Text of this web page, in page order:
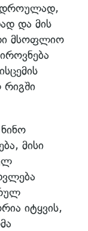
და მის
მსოფლიო
რიგში
მისი
იტყვის,